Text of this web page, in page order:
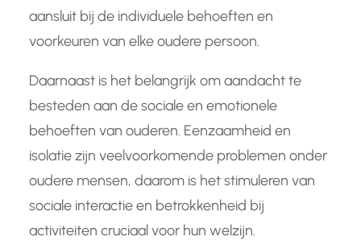
aansluit bij de individuele behoeften en
voorkeuren van elke oudere persoon.
Daarnaast is het belangrijk om aandacht te
besteden aan de sociale en emotionele
behoeften van ouderen. Eenzaamheid en
isolatie zijn veelvoorkomende problemen onder
oudere mensen, daarom is het stimuleren van
sociale interactie en betrokkenheid bij
activiteiten cruciaal voor hun welzijn.